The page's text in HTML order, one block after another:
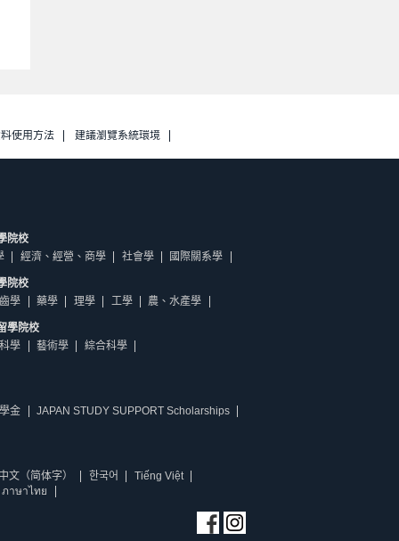
使用方法 建議瀏覽系統環境
院校
經濟、經營、商學 社會學 國際關系學
院校
學
藥學 理學 工學 農、水產學
學院校
學
藝術學 綜合科學
金 JAPAN STUDY SUPPORT Scholarships
文（简体字） 한국어
Tiếng Việt
ภาษาไทย